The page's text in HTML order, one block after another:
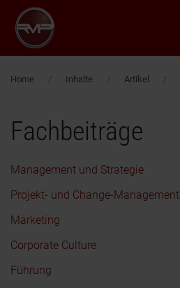
Zum Hauptinhalt springen
Home Inhalte Artikel
Fachbeiträge
Management und Strategie
Projekt- und Change-Management
Marketing
Corporate Culture
Führung